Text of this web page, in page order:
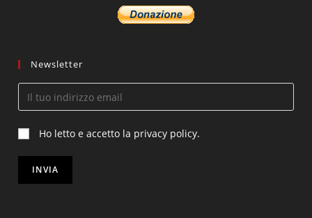
Newsletter
Ho letto e accetto la privacy policy.